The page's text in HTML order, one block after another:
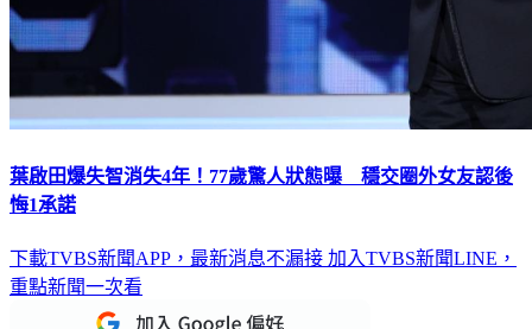
葉啟田爆失智消失4年！77歲驚人狀態曝 穩交圈外女友認後
悔1承諾
下載TVBS新聞APP，最新消息不漏接 加入TVBS新聞LINE，
重點新聞一次看